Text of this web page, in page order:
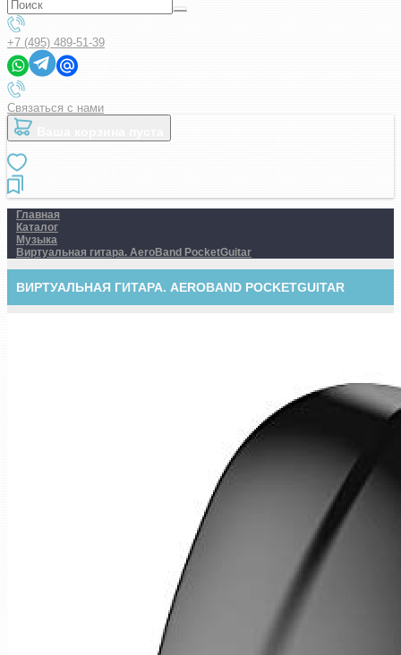
+7 (495) 489-51-39
Связаться с нами
Главная
Каталог
Музыка
Виртуальная гитара. AeroBand PocketGuitar
ВИРТУАЛЬНАЯ ГИТАРА. AEROBAND POCKETGUITAR